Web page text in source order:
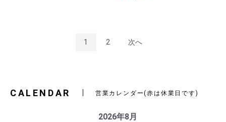
1 2 次へ
CALENDAR 営業カレンダー(赤は休業日です)
2026年8月